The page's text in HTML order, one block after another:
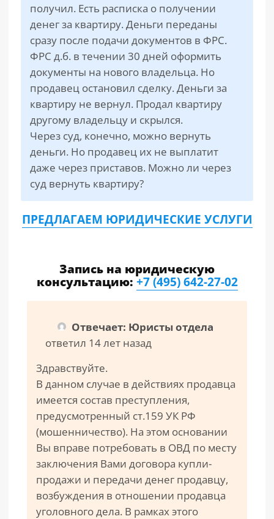
получил. Есть расписка о получении
денег за квартиру. Деньги переданы
сразу после подачи документов в ФРС.
ФРС д.б. в течении 30 дней оформить
документы на нового владельца. Но
продавец остановил сделку. Деньги за
квартиру не вернул. Продал квартиру
другому владельцу и скрылся.
Через суд, конечно, можно вернуть
деньги. Но продавец их не выплатит
даже через приставов. Можно ли через
суд вернуть квартиру?
ПРЕДЛАГАЕМ ЮРИДИЧЕСКИЕ УСЛУГИ
Запись на юридическую
консультацию:+7 (495) 642-27-02
Отвечает: Юристы отдела
ответил 14 лет назад
Здравствуйте.
В данном случае в действиях продавца
имеется состав преступления,
предусмотренный ст.159 УК РФ
(мошенничество). На этом основании
Вы вправе потребовать в ОВД по месту
заключения Вами договора купли-
продажи и передачи денег продавцу,
возбуждения в отношении продавца
уголовного дела. В рамках этого